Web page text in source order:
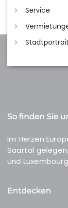
Service
Stadtportrait
So finden Sie
Im Herzen
Saartal
und
Entdecken